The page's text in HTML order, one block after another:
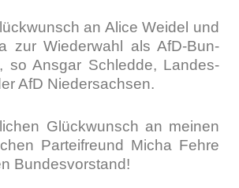
an Ali­ce Wei­del und
zur Wie­der­wahl als AfD-Bun­
so Ans­gar Schled­de, Lan­des­
AfD Nie­der­sach­sen.
Glück­wunsch an mei­nen
Par­tei­freund Micha Feh­re
Bun­des­vor­stand!